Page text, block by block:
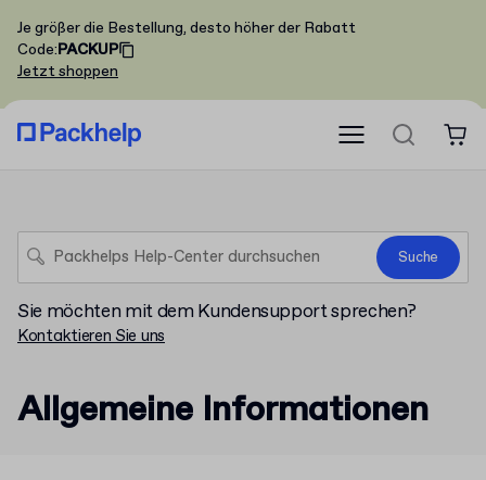
Je größer die Bestellung, desto höher der Rabatt
Code:PACKUP
Jetzt shoppen
Suche
Sie möchten mit dem Kundensupport sprechen?
Kontaktieren Sie uns
Allgemeine Informationen